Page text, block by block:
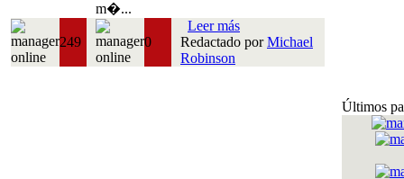
m�...
249 0
Leer más
Redactado porMichael
Robinson
Últimos